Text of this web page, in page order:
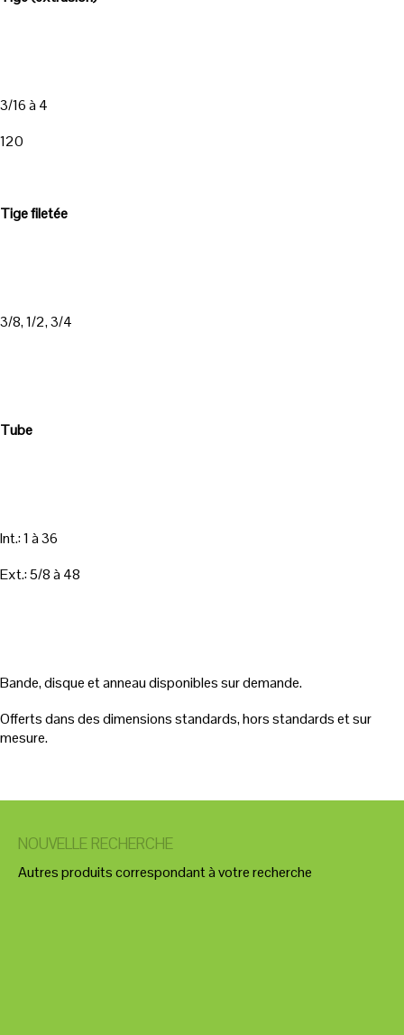
3/16 à 4
120
Tige filetée
3/8, 1/2, 3/4
Tube
Int.: 1 à 36
Ext.: 5/8 à 48
Bande, disque et anneau disponibles sur demande.
Offerts dans des dimensions standards, hors standards et sur
mesure.
NOUVELLE RECHERCHE
Autres produits correspondant à votre recherche